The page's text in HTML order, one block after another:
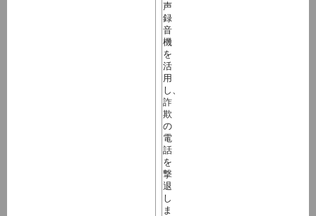
声
録
音
機
を
活
用
し、
詐
欺
の
電
話
を
撃
退
し
ま